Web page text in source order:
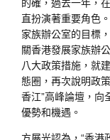
的確，過去一年，
直扮演著重要角色
家族辦公室的目標
關香港發展家族辦
八大政策措施，就
態圈，再次說明政
香江”高峰論壇，向
優勢和機遇。
方展光認為，“香港